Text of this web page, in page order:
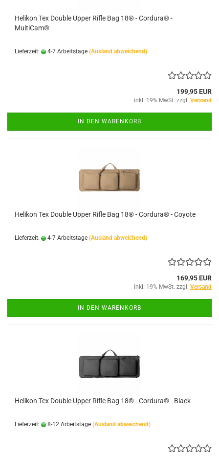
Helikon Tex Double Upper Rifle Bag 18® - Cordura® -
MultiCam®
Lieferzeit: 4-7 Arbeitstage (Ausland abweichend)
199,95 EUR
inkl. 19% MwSt. zzgl. Versand
IN DEN WARENKORB
Helikon Tex Double Upper Rifle Bag 18® - Cordura® - Coyote
Lieferzeit: 4-7 Arbeitstage (Ausland abweichend)
169,95 EUR
inkl. 19% MwSt. zzgl. Versand
IN DEN WARENKORB
Helikon Tex Double Upper Rifle Bag 18® - Cordura® - Black
Lieferzeit: 8-12 Arbeitstage (Ausland abweichend)